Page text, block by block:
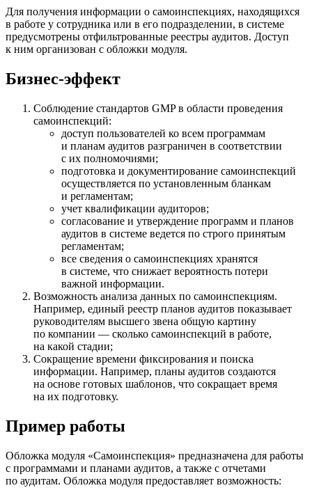
Для получения информации о самоинспекциях, находящихся
в работе у сотрудника или в его подразделении, в системе
предусмотрены отфильтрованные реестры аудитов. Доступ
к ним организован с обложки модуля.
Бизнес-эффект
Соблюдение стандартов GMP в области проведения
самоинспекций:
доступ пользователей ко всем программам
и планам аудитов разграничен в соответствии
с их полномочиями;
подготовка и документирование самоинспекций
осуществляется по установленным бланкам
и регламентам;
учет квалификации аудиторов;
согласование и утверждение программ и планов
аудитов в системе ведется по строго принятым
регламентам;
все сведения о самоинспекциях хранятся
в системе, что снижает вероятность потери
важной информации.
Возможность анализа данных по самоинспекциям.
Например, единый реестр планов аудитов показывает
руководителям высшего звена общую картину
по компании — сколько самоинспекций в работе,
на какой стадии;
Сокращение времени фиксирования и поиска
информации. Например, планы аудитов создаются
на основе готовых шаблонов, что сокращает время
на их подготовку.
Пример работы
Обложка модуля «Самоинспекция» предназначена для работы
с программами и планами аудитов, а также с отчетами
по аудитам. Обложка модуля предоставляет возможность: